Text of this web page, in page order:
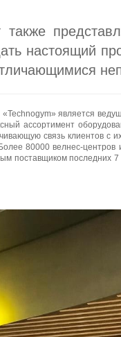
настоящий
является
ассортимент
связь клиентов с
80000 велнес-
поставщиком